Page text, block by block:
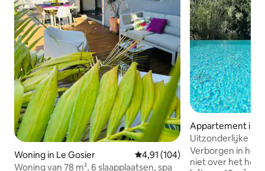
Woning in Le Gosier Gemiddelde beoordeling van
4,91 (104)
Woning van 78 m², 6 slaapplaatsen, spa
Appartement in
ois
Uitzonderlijke
bubbelbad
Verborgen in het
niet over het